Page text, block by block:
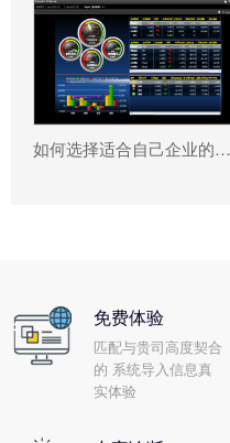
如何选择适合自己企业的ERP软件?
免费体验
匹配与贵司高度契合
的 系统导入信息真
实体验